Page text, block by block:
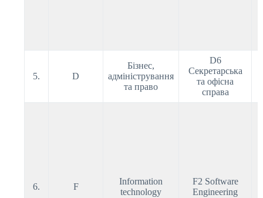
5. D
Бізнес,
адміністрування
та право
D6
Секретарська
та офісна
справа
6. F
Information
technology
F2 Software
Engineering